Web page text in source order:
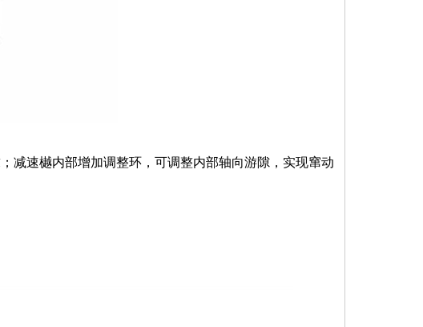
减速樾内部增加调整环，可调整内部轴向游隙，实现窜动